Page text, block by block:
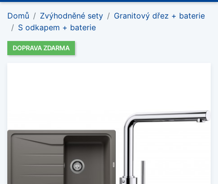
Domů Zvýhodněné sety
Granitový dřez + baterie
S odkapem + baterie
DOPRAVA ZDARMA